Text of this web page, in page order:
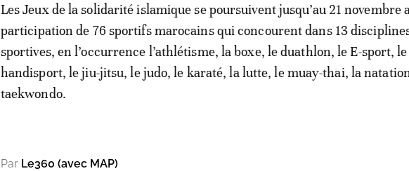
Les Jeux de la solidarité islamique se poursuivent jusqu’au 21 novembre
participation de 76 sportifs marocains qui concourent dans 13
sportives, en l’occurrence l’athlétisme, la boxe, le duathlon, le E-sport,
handisport, le jiu-jitsu, le judo, le karaté, la lutte, le muay-thai, la
taekwondo.
Par Le360 (avec MAP)